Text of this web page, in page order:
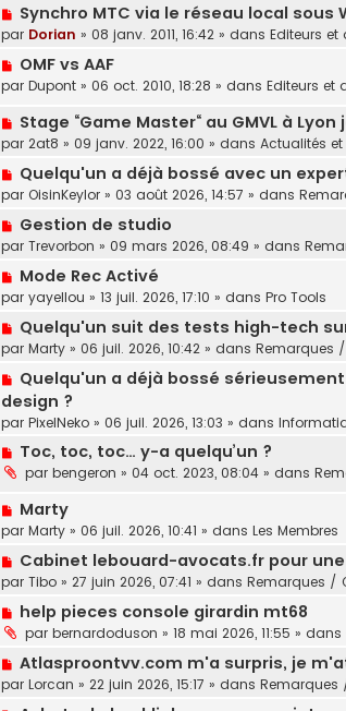
g
e
s
s
a
g
u
m
e
s
a
g
v
e
a
m
e
a
g
N
o
v
e
u
m
e
a
g
Synchro MTC via le réseau local sous
par Dorian » 08 janv. 2011, 16:42 » dans Editeurs et
N
o
v
e
u
m
e
a
g
OMF vs AAF
par Dupont » 06 oct. 2010, 18:28 » dans Editeurs et
N
o
v
e
a
m
e
s
a
g
e
Stage “Game Master“ au GMVL à Lyon
par 2at8 » 09 janv. 2022, 16:00 » dans Actualités et
N
o
v
e
a
m
e
s
a
g
e
Quelqu'un a déjà bossé avec un
par OisinKeylor » 03 août 2026, 14:57 » dans
N
o
v
e
a
m
e
s
s
e
Gestion de studio
par Trevorbon » 09 mars 2026, 08:49 » dans
N
o
v
e
a
m
e
s
s
g
e
Mode Rec Activé
par yayellou » 13 juil. 2026, 17:10 » dans Pro Tools
N
o
v
e
a
u
m
e
s
s
a
g
e
Quelqu'un suit des tests high-tech
par Marty » 06 juil. 2026, 10:42 » dans Remarques
N
o
e
a
m
e
a
g
e
Quelqu'un a déjà bossé
design ?
par PixelNeko » 06 juil. 2026, 13:03 » dans
N
o
v
e
u
m
e
s
a
g
Toc, toc, toc… y-a quelqu’un ?
par bengeron » 04 oct. 2023, 08:04 » dans
N
o
v
e
a
m
e
s
Marty
par Marty » 06 juil. 2026, 10:41 » dans Les Membres
N
o
v
e
a
m
Cabinet lebouard-avocats.fr pour
par Tibo » 27 juin 2026, 07:41 » dans Remarques /
N
o
v
e
a
help pieces console girardin mt68
par bernardoduson » 18 mai 2026, 11:55 » dans
N
o
Atlasproontvv.com m'a surpris, je
par Lorcan » 22 juin 2026, 15:17 » dans Remarques